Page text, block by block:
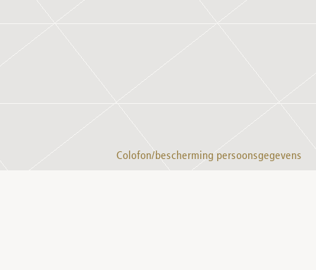
Colofon/bescherming persoonsgegevens